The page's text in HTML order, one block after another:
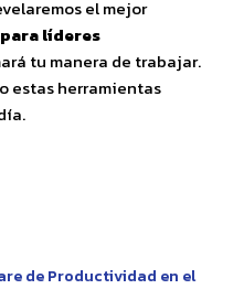
el mejor
líderes
tu manera de trabajar.
estas herramientas
de Productividad en el